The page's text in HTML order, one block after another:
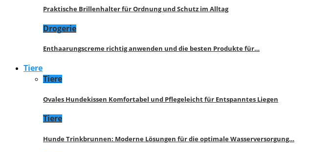
Praktische Brillenhalter für Ordnung und Schutz im Alltag
Drogerie
Enthaarungscreme richtig anwenden und die besten Produkte für…
Tiere
Tiere
Ovales Hundekissen Komfortabel und Pflegeleicht für Entspanntes Liegen
Tiere
Hunde Trinkbrunnen: Moderne Lösungen für die optimale Wasserversorgung…